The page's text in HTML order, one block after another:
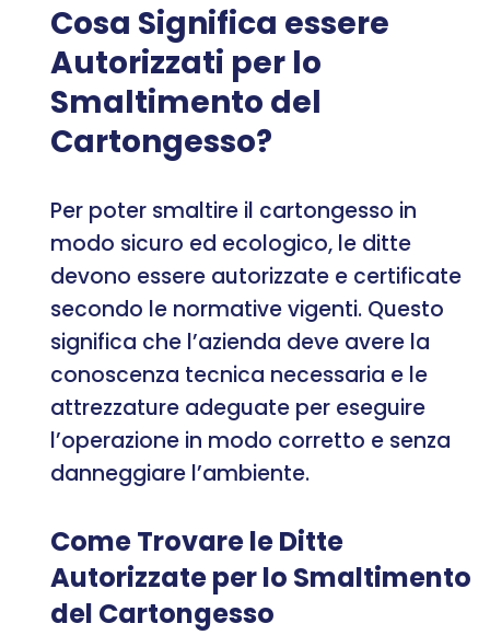
Cosa Significa essere
Autorizzati per lo
Smaltimento del
Cartongesso?
Per poter smaltire il cartongesso in
modo sicuro ed ecologico, le ditte
devono essere autorizzate e certificate
secondo le normative vigenti. Questo
significa che l’azienda deve avere la
conoscenza tecnica necessaria e le
attrezzature adeguate per eseguire
l’operazione in modo corretto e senza
danneggiare l’ambiente.
Come Trovare le Ditte
Autorizzate per lo Smaltimento
del Cartongesso